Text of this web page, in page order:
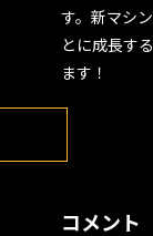
す。新マシ
とに成長す
ます！
コメント